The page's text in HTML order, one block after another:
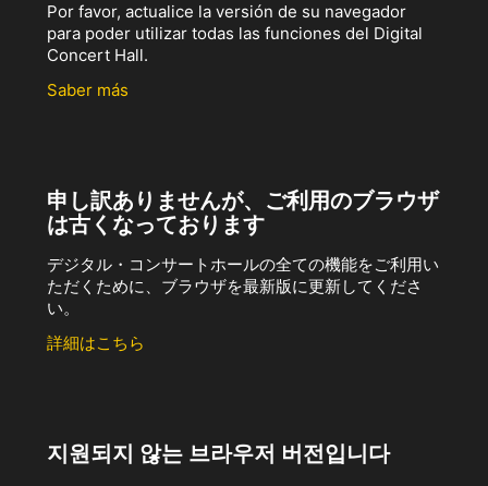
Por favor, actualice la versión de su navegador
para poder utilizar todas las funciones del Digital
Concert Hall.
Saber más
申し訳ありませんが、ご利用のブラウザ
は古くなっております
デジタル・コンサートホールの全ての機能をご利用い
ただくために、ブラウザを最新版に更新してくださ
い。
詳細はこちら
지원되지 않는 브라우저 버전입니다